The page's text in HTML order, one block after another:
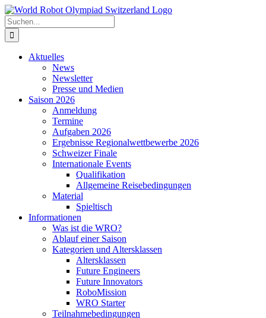
Zum
Inhalt
springen
Suche
nach:
Aktuelles
News
Newsletter
Presse und Medien
Saison 2026
Anmeldung
Termine
Aufgaben 2026
Ergebnisse Regionalwettbewerbe 2026
Schweizer Finale
Internationale Events
Qualifikation
Allgemeine Reisebedingungen
Material
Spieltisch
Informationen
Was ist die WRO?
Ablauf einer Saison
Kategorien und Altersklassen
Altersklassen
Future Engineers
Future Innovators
RoboMission
WRO Starter
Teilnahmebedingungen